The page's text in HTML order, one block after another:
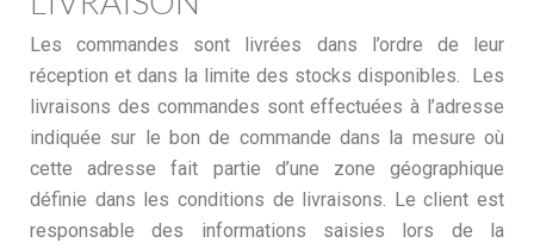
Les commandes sont livrées dans l’ordre de leur
réception et dans la limite des stocks disponibles. Les
livraisons des commandes sont effectuées à l’adresse
indiquée sur le bon de commande dans la mesure où
cette adresse fait partie d’une zone géographique
définie dans les conditions de livraisons. Le client est
responsable des informations saisies lors de la